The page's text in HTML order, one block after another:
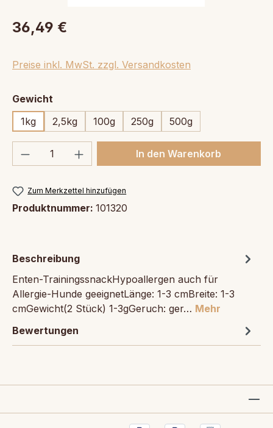
36,49 €
Preise inkl. MwSt. zzgl. Versandkosten
Gewicht
1kg
2,5kg 100g 250g 500g
Produkt Anzahl: Gib denIn den Warenkorb
Zum Merkzettel hinzufügen
Produktnummer: 101320
Beschreibung
Enten-TrainingssnackHypoallergen auch für
Allergie-Hunde geeignetLänge: 1-3 cmBreite: 1-3
cmGewicht(2 Stück) 1-3gGeruch: ger… Mehr
Bewertungen